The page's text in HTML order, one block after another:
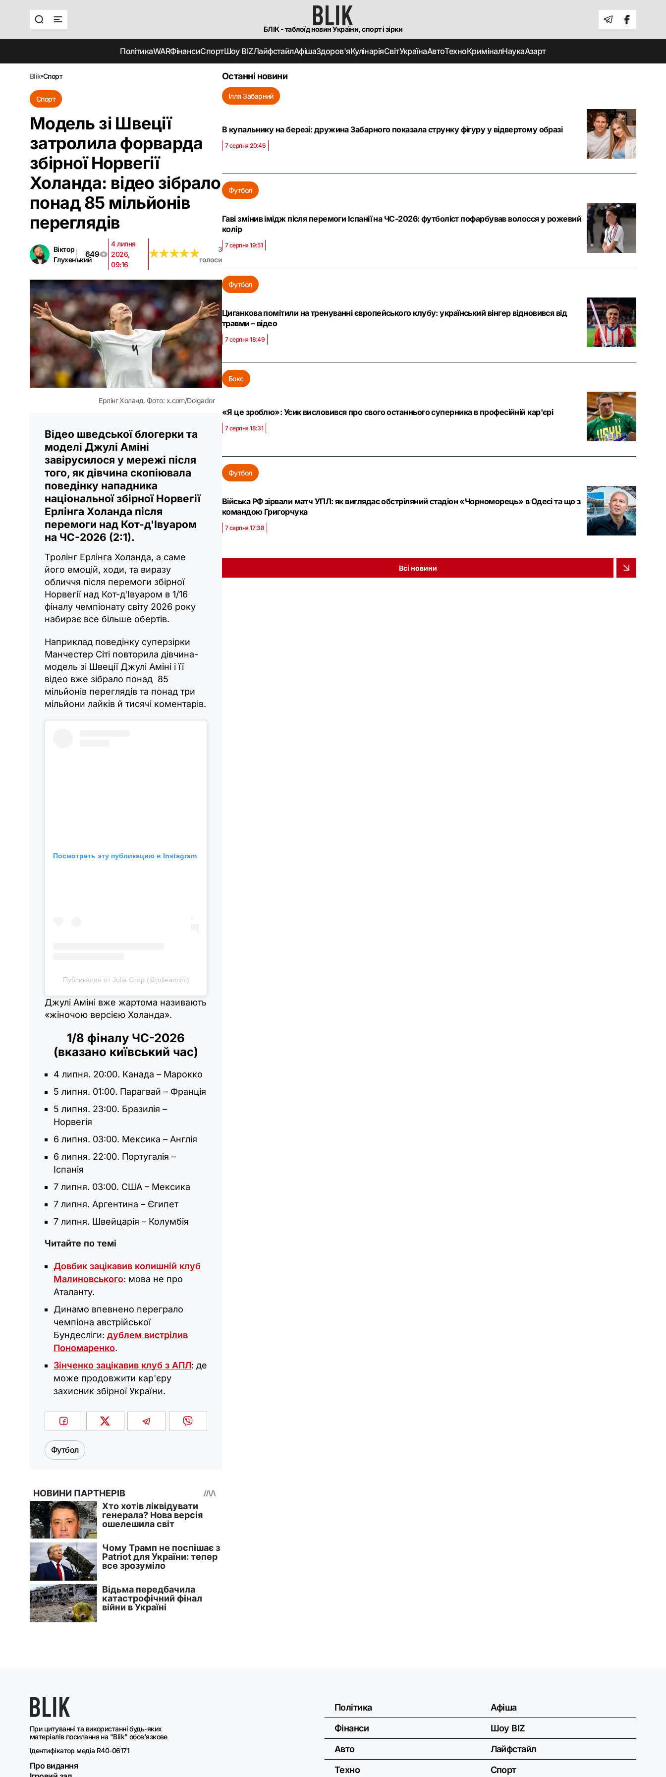
БЛІК - таблоїд новин України, спорт і зірки
ПолітикаWARФінансиСпортШоу BIZЛайфстайлАфішаЗдоров'яКулінаріяСвітУкраїнаАвтоТехноКриміналНаукаАзарт
blik спорт
Спорт
Модель зі Швеції
затролила форварда
збірної Норвегії
Холанда: відео зібрало
понад 85 мільйонів
переглядів
Віктор
Глухенький
649
4 липня
2026,
09:16
★★★★★
★★★★★
3
голоси
Ерлінг Холанд. Фото: x.com/Dolgador
Відео шведської блогерки та
моделі Джулі Аміні
завірусилося у мережі після
того, як дівчина скопіювала
поведінку нападника
національної збірної Норвегії
Ерлінга Холанда після
перемоги над Кот-д'Івуаром
на ЧС-2026 (2:1).
Тролінг Ерлінга Холанда, а саме
його емоцій, ходи, та виразу
обличчя після перемоги збірної
Норвегії над Кот-д'Івуаром в 1/16
фіналу чемпіонату світу 2026 року
набирає все більше обертів.
Наприклад поведінку суперзірки
Манчестер Сіті повторила дівчина-
модель зі Швеції Джулі Аміні і її
відео вже зібрало понад 85
мільйонів переглядів та понад три
мільйони лайків й тисячі коментарів.
Посмотреть эту публикацию в Instagram
Публикация от Julia Grop (@julieamiini)
Джулі Аміні вже жартома називають
«жіночою версією Холанда».
1/8 фіналу ЧС-2026
(вказано київський час)
4 липня. 20:00. Канада – Марокко
5 липня. 01:00. Парагвай – Франція
5 липня. 23:00. Бразилія –
Норвегія
6 липня. 03:00. Мексика – Англія
6 липня. 22:00. Португалія –
Іспанія
7 липня. 03:00. США – Мексика
7 липня. Аргентина – Єгипет
7 липня. Швейцарія – Колумбія
Читайте по темі
Довбик зацікавив колишній клуб
Малиновського: мова не про
Аталанту.
Динамо впевнено переграло
чемпіона австрійської
Бундесліги: дублем вистрілив
Пономаренко.
Зінченко зацікавив клуб з АПЛ: де
може продовжити кар'єру
захисник збірної України.
Футбол
Останні новини
Ілля Забарний
В купальнику на березі: дружина Забарного показала струнку фігуру у відвертому образі
7 серпня 20:46
Футбол
Гаві змінив імідж після перемоги Іспанії на ЧС-2026: футболіст пофарбував волосся у рожевий
колір
7 серпня 19:51
Футбол
Циганкова помітили на тренуванні європейського клубу: український вінгер відновився від
травми – відео
7 серпня 18:49
Бокс
«Я це зроблю»: Усик висловився про свого останнього суперника в професійній кар'єрі
7 серпня 18:31
Футбол
Війська РФ зірвали матч УПЛ: як виглядає обстріляний стадіон «Чорноморець» в Одесі та що з
командою Григорчука
7 серпня 17:38
Всі новини
При цитуванні та використанні будь-яких
матеріалів посилання на "Blik" обов'язкове
Ідентифікатор медіа R40-06171
Про видання
Політика
Фінанси
Авто
Техно
Афіша
Шоу BIZ
Лайфстайл
Спорт